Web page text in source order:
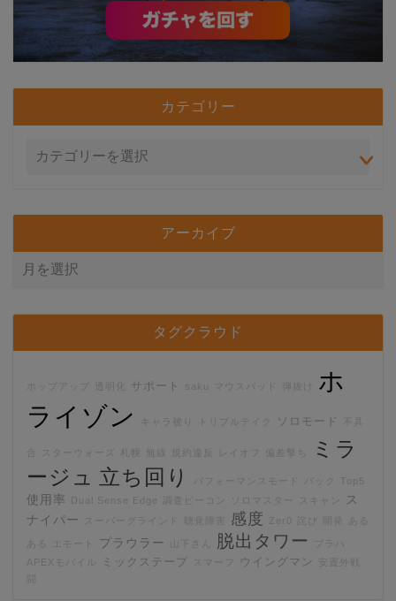
カテゴリー
アーカイブ
タグクラウド
ホップアップ 透明化 サポート saku マウスパッド 弾抜け
ホ
ライゾン
キャラ被り ソロモード
スターウォーズ 無線 規約違反 レイオフ 偏差撃ち
ミラ
ージュ 立ち回り パフォーマンスモード Top5
使用率 Dual Sense Edge ソロマスター スキャン
ス
ナイパー
スーパーグラインド 感度 Zer0 詫び
エモート プラウラー 山下さん 脱出タワー
ブラハ
APEXモバイル
ミックステープ スマーフ ウイングマン
安置外戦